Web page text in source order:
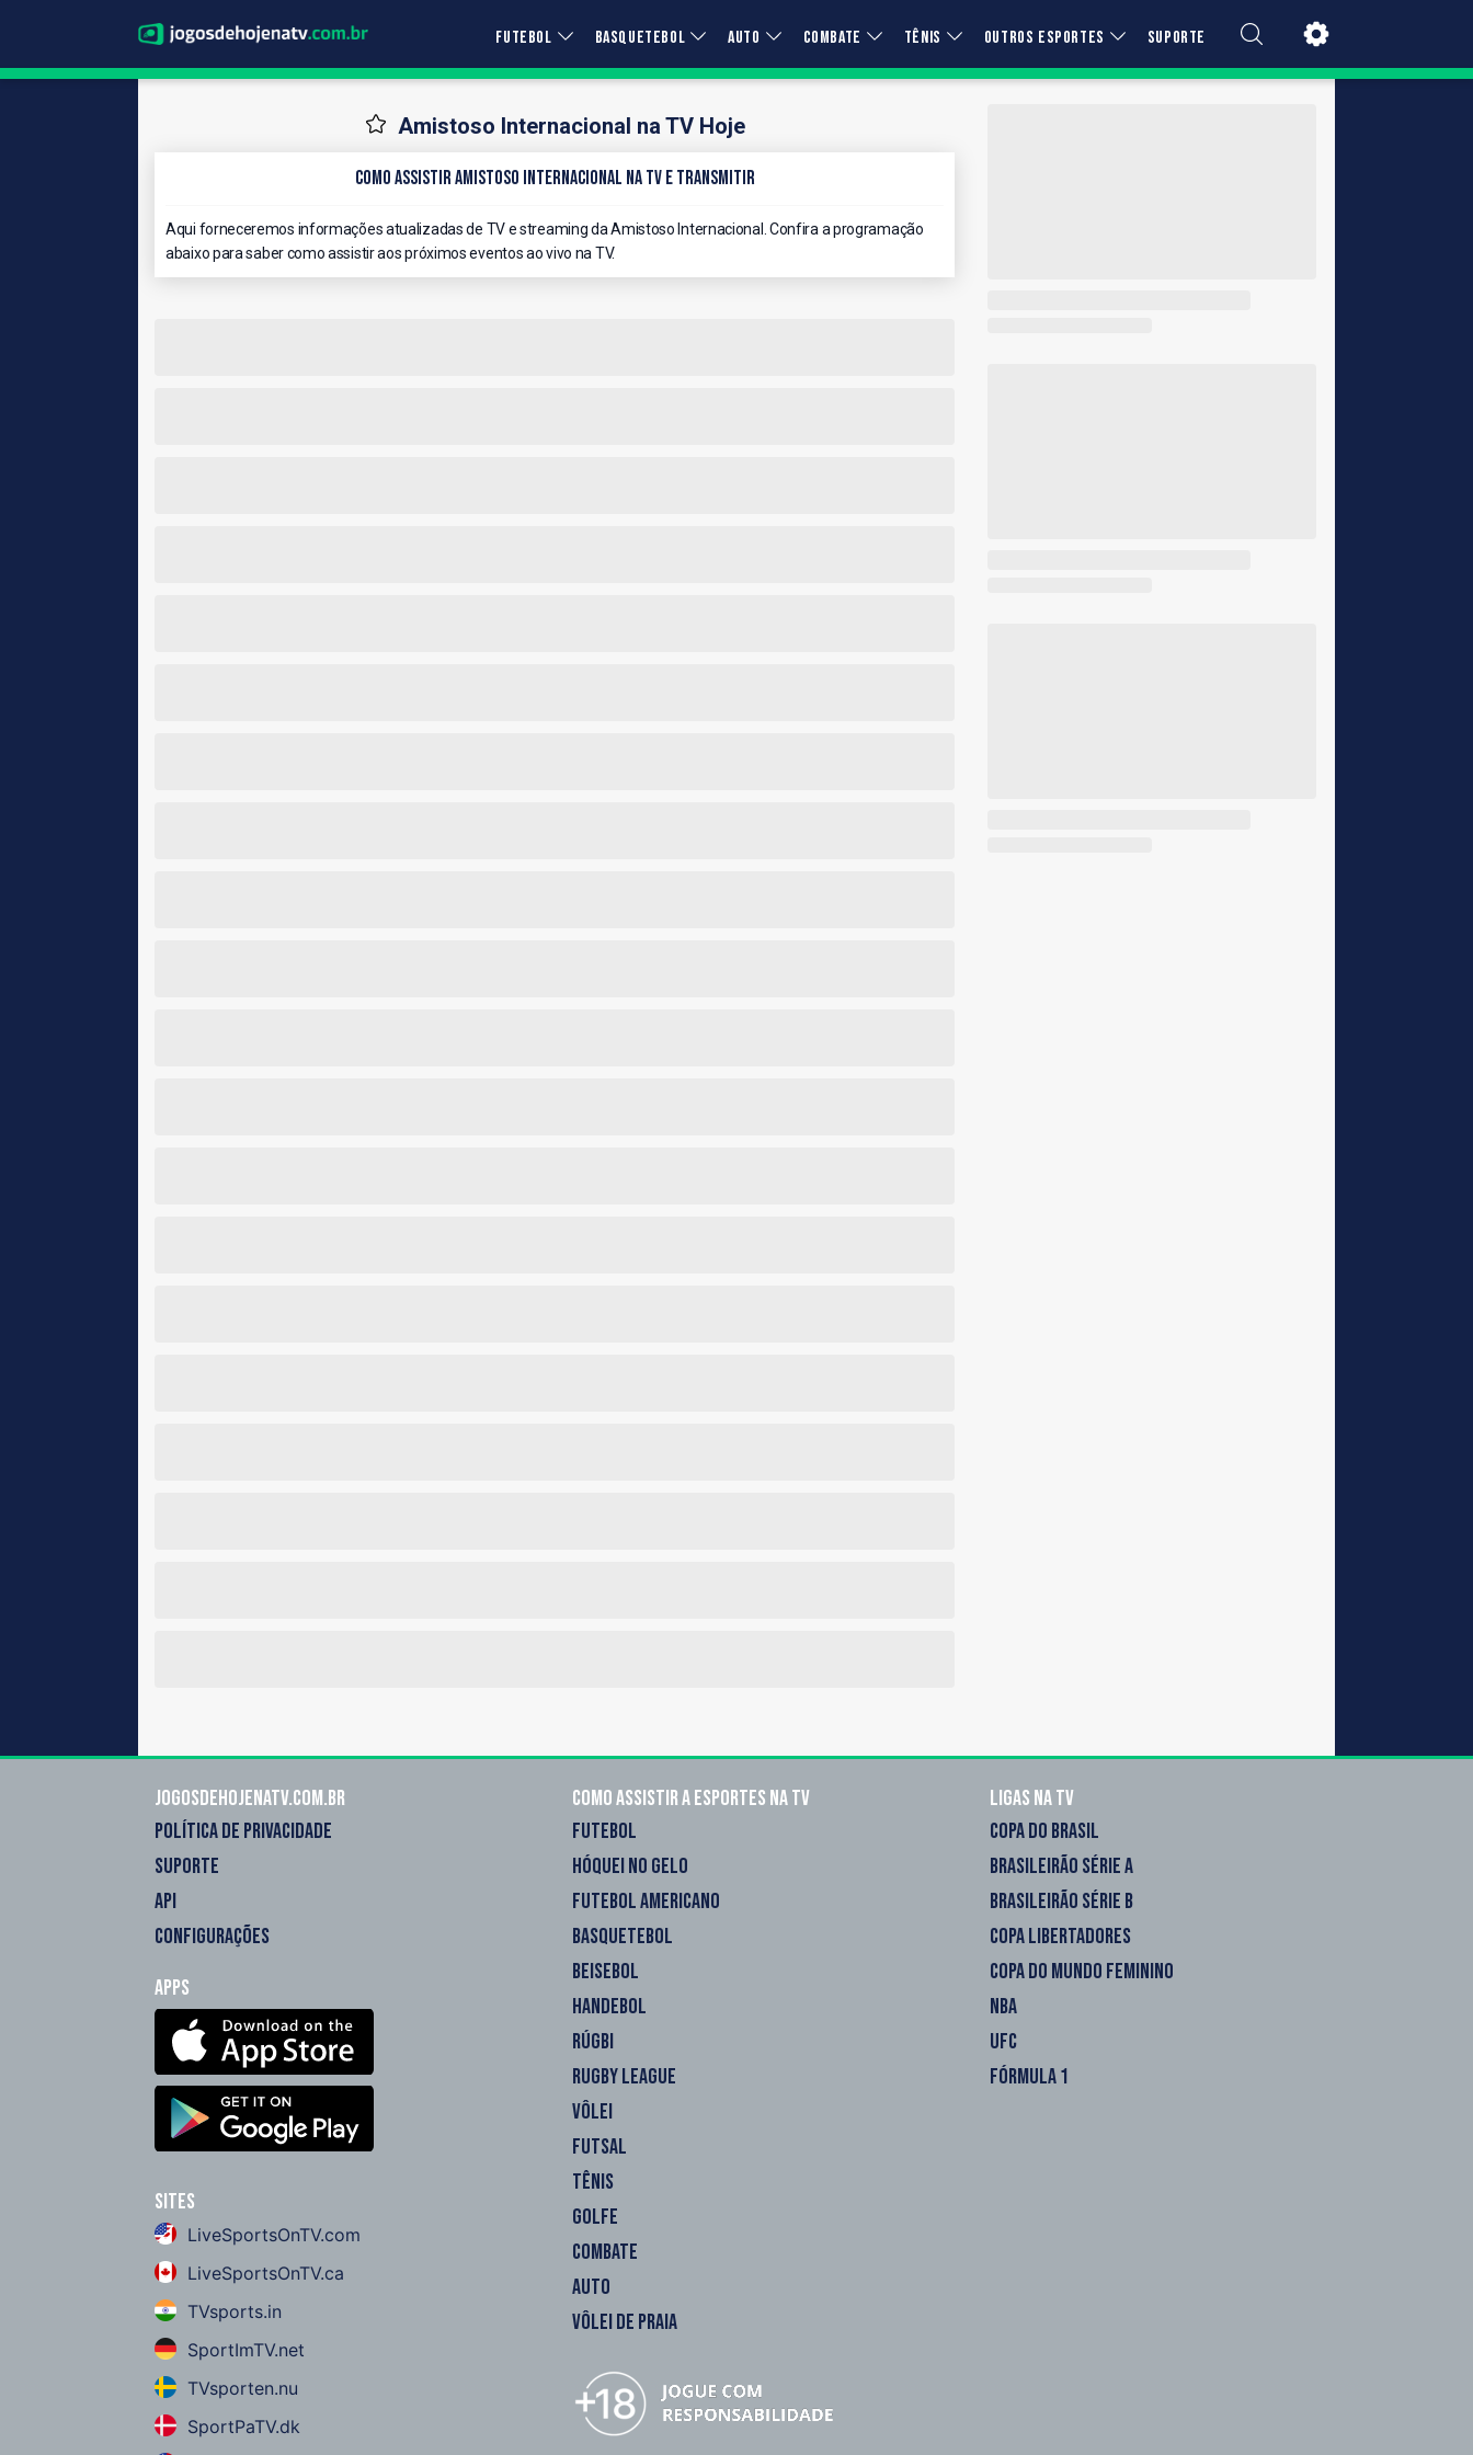
FUTEBOL BASQUETEBOL AUTO COMBATE TÊNIS OUTROS ESPORTES SUPORTE
Amistoso Internacional na TV Hoje
Como Assistir Amistoso Internacional na TV e Transmitir
Aqui forneceremos informações atualizadas de TV e streaming da Amistoso Internacional. Confira a programação
abaixo para saber como assistir aos próximos eventos ao vivo na TV.
Jogosdehojenatv.com.br
POLÍTICA DE PRIVACIDADE
SUPORTE
API
CONFIGURAÇÕES
Apps
Sites
LiveSportsOnTV.com
LiveSportsOnTV.ca
TVsports.in
SportImTV.net
TVsporten.nu
SportPaTV.dk
Como assistir a esportes na TV
FUTEBOL
HÓQUEI NO GELO
FUTEBOL AMERICANO
BASQUETEBOL
BEISEBOL
HANDEBOL
RÚGBI
RUGBY LEAGUE
VÔLEI
FUTSAL
TÊNIS
GOLFE
COMBATE
AUTO
VÔLEI DE PRAIA
Ligas na TV
COPA DO BRASIL
BRASILEIRÃO SÉRIE A
BRASILEIRÃO SÉRIE B
COPA LIBERTADORES
COPA DO MUNDO FEMININO
NBA
UFC
FÓRMULA 1